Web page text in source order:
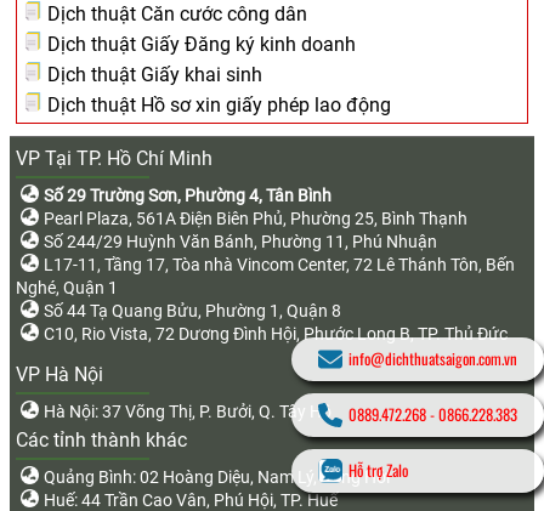
Dịch thuật Căn cước công dân
Dịch thuật Giấy Đăng ký kinh doanh
Dịch thuật Giấy khai sinh
Dịch thuật Hồ sơ xin giấy phép lao động
VP Tại TP. Hồ Chí Minh
Số 29 Trường Sơn, Phường 4, Tân Bình
Pearl Plaza, 561A Điện Biên Phủ, Phường 25, Bình Thạnh
Số 244/29 Huỳnh Văn Bánh, Phường 11, Phú Nhuận
L17-11, Tầng 17, Tòa nhà Vincom Center, 72 Lê Thánh Tôn, Bến
Nghé, Quận 1
Số 44 Tạ Quang Bửu, Phường 1, Quận 8
C10, Rio Vista, 72 Dương Đình Hội, Phước Long B, TP. Thủ Đức
VP Hà Nội
Hà Nội: 37 Võng Thị, P. Bưởi, Q. Tây Hồ
Các tỉnh thành khác
Quảng Bình: 02 Hoàng Diệu, Nam Lý, Đồng Hới
Huế: 44 Trần Cao Vân, Phú Hội, TP. Huế
info@dichthuatsaigon.com.vn
0889.472.268-0866.228.383
Hỗ trợ Zalo